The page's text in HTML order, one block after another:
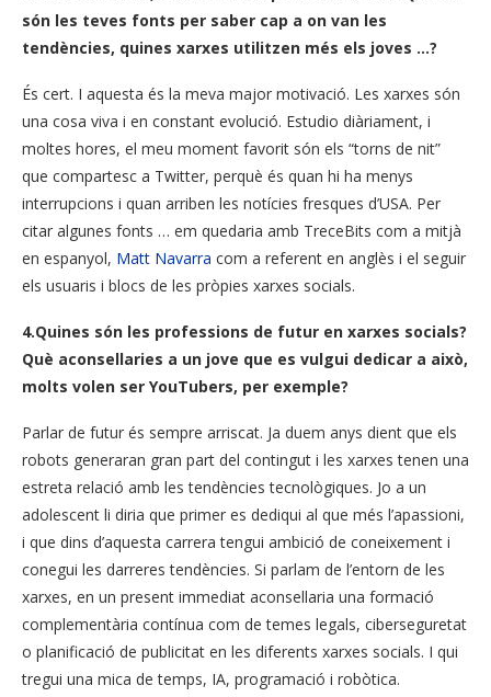
són les teves fonts per saber cap a on van les
tendències, quines xarxes utilitzen més els joves …?
És cert. I aquesta és la meva major motivació. Les xarxes són
una cosa viva i en constant evolució. Estudio diàriament, i
moltes hores, el meu moment favorit són els “torns de nit”
que compartesc a Twitter, perquè és quan hi ha menys
interrupcions i quan arriben les notícies fresques d’USA. Per
citar algunes fonts … em quedaria amb TreceBits com a mitjà
en espanyol, Matt Navarra com a referent en anglès i el seguir
els usuaris i blocs de les pròpies xarxes socials.
4.Quines són les professions de futur en xarxes socials?
Què aconsellaries a un jove que es vulgui dedicar a això,
molts volen ser YouTubers, per exemple?
Parlar de futur és sempre arriscat. Ja duem anys dient que els
robots generaran gran part del contingut i les xarxes tenen una
estreta relació amb les tendències tecnològiques. Jo a un
adolescent li diria que primer es dediqui al que més l’apassioni,
i que dins d’aquesta carrera tengui ambició de coneixement i
conegui les darreres tendències. Si parlam de l’entorn de les
xarxes, en un present immediat aconsellaria una formació
complementària contínua com de temes legals, ciberseguretat
o planificació de publicitat en les diferents xarxes socials. I qui
tregui una mica de temps, IA, programació i robòtica.